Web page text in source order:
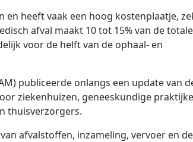
en heeft vaak een hoog kostenplaatje,
afval maakt 10 tot 15% van de totale
voor de helft van de ophaal- en
publiceerde onlangs een update van
ziekenhuizen, geneeskundige
thuisverzorgers.
afvalstoffen, inzameling, vervoer en de